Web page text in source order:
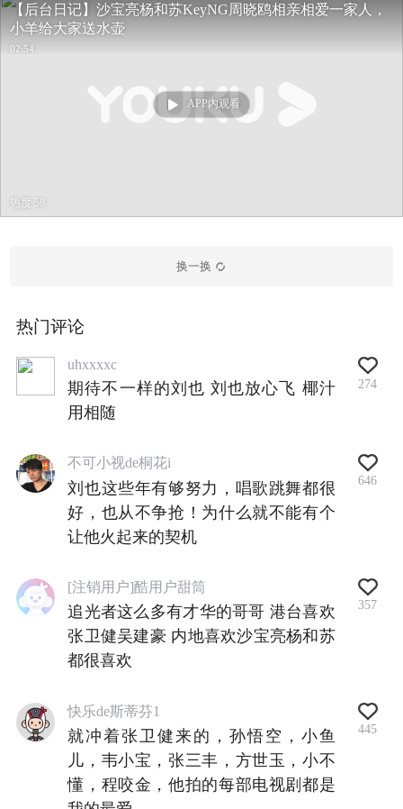
【后台日记】沙宝亮杨和苏KeyNG周晓鸥相亲相爱一家人，
小羊给大家送水壶
02:54
APP内观看
热度 58
换一换
热门评论
uhxxxxc
期待不一样的刘也 刘也放心飞 椰汁
用相随
274
不可小视de桐花i
刘也这些年有够努力，唱歌跳舞都很
好，也从不争抢！为什么就不能有个
让他火起来的契机
646
[注销用户]酷用户甜筒
追光者这么多有才华的哥哥 港台喜欢
张卫健吴建豪 内地喜欢沙宝亮杨和苏
都很喜欢
357
快乐de斯蒂芬1
就冲着张卫健来的，孙悟空，小鱼
儿，韦小宝，张三丰，方世玉，小不
懂，程咬金，他拍的每部电视剧都是
445